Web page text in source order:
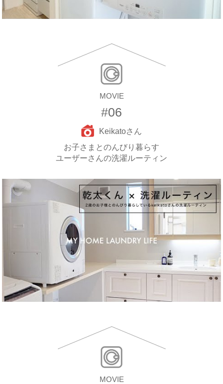
MOVIE
#06
Keikatoさん
お子さまとのんびり暮らす
ユーザーさんの洗濯ルーティン
MOVIE